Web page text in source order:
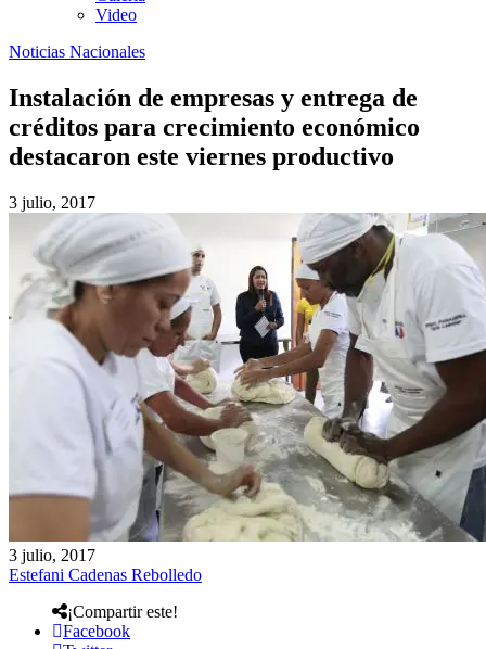
Video
Noticias Nacionales
Instalación de empresas y entrega de
créditos para crecimiento económico
destacaron este viernes productivo
3 julio, 2017
3 julio, 2017
Estefani Cadenas Rebolledo
¡Compartir este!
Facebook